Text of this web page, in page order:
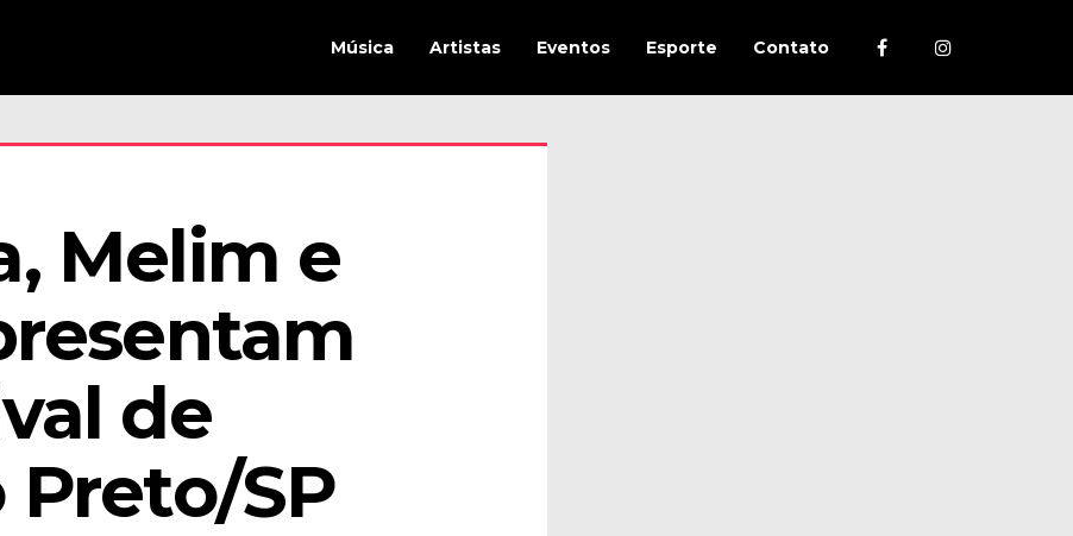
Música Artistas Eventos Esporte Contato
Melim e
de
Preto/SP